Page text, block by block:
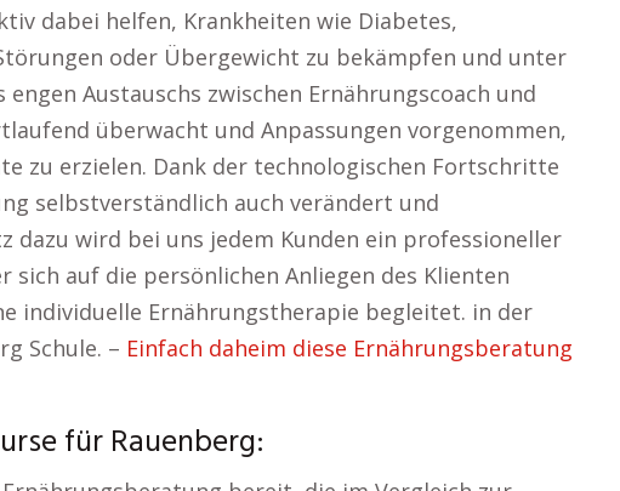
dabei helfen, Krankheiten wie Diabetes,
oder Übergewicht zu bekämpfen und unter
Austauschs zwischen Ernährungscoach und
überwacht und Anpassungen vorgenommen,
zu erzielen. Dank der technologischen Fortschritte
selbstverständlich auch verändert und
dazu wird bei uns jedem Kunden ein professioneller
sich auf die persönlichen Anliegen des Klienten
individuelle Ernährungstherapie begleitet. in der
Schule. – Einfach daheim diese Ernährungsberatung
für Rauenberg: